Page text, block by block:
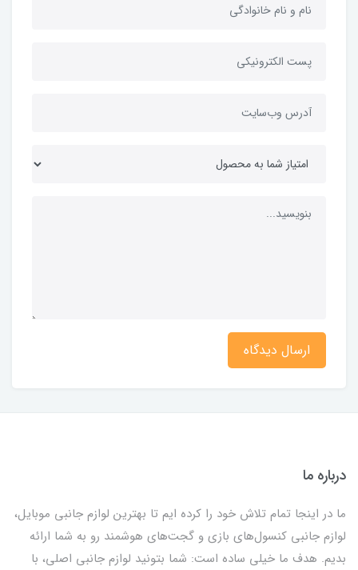
ارسال دیدگاه
درباره ما
ما در اینجا تمام تلاش خود را کرده ایم تا بهترین لوازم جانبی موبایل،
لوازم جانبی کنسول‌های بازی و گجت‌های هوشمند رو به شما ارائه
بدیم. هدف ما خیلی ساده است: شما بتونید لوازم جانبی اصلی، با